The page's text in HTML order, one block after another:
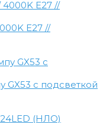
E27 //
GX53 с подсветкой